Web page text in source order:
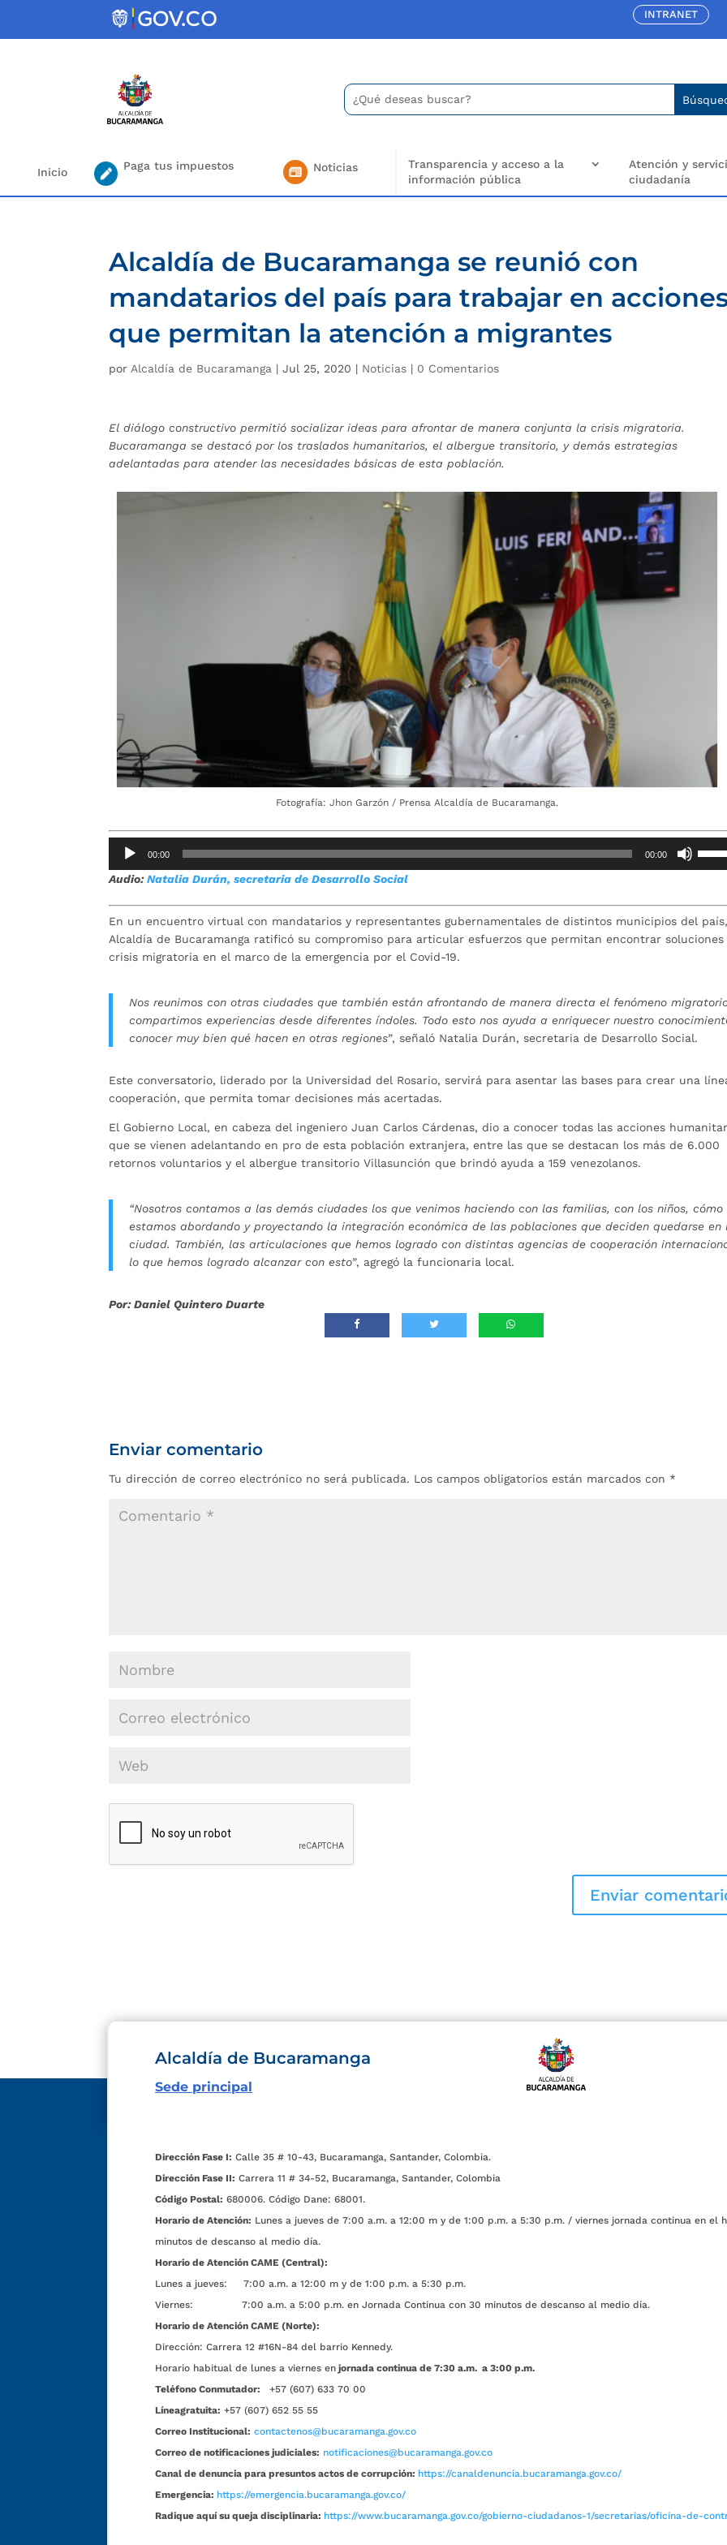
INTRANET
Buscar:
Search
for...
Inicio Paga tus impuestos Noticias
Transparencia y acceso a la
información pública
Atención y
ciudadanía
Alcaldía de Bucaramanga se reunió con
mandatarios del país para trabajar en
que permitan la atención a migrantes
por Alcaldía de Bucaramanga |Jul 25, 2020 | Noticias | 0 Comentarios
El diálogo constructivo permitió socializar ideas para afrontar de manera conjunta la crisis migratoria.
Bucaramanga se destacó por los traslados humanitarios, el albergue transitorio, y demás estrategias
adelantadas para atender las necesidades básicas de esta población.
Fotografía: Jhon Garzón / Prensa Alcaldía de Bucaramanga.
Reproductor
audio
00:00 00:00
flecha
el
Audio:Natalia Durán, secretaria de Desarrollo Social
En un encuentro virtual con mandatarios y representantes gubernamentales de distintos municipios del
Alcaldía de Bucaramanga ratificó su compromiso para articular esfuerzos que permitan encontrar soluciones
crisis migratoria en el marco de la emergencia por el Covid-19.
Nos reunimos con otras ciudades que también están afrontando de manera directa el fenómeno
compartimos experiencias desde diferentes índoles. Todo esto nos ayuda a enriquecer nuestro
conocer muy bien qué hacen en otras regiones”, señaló Natalia Durán, secretaria de Desarrollo Social.
Este conversatorio, liderado por la Universidad del Rosario, servirá para asentar las bases para crear una
cooperación, que permita tomar decisiones más acertadas.
El Gobierno Local, en cabeza del ingeniero Juan Carlos Cárdenas, dio a conocer todas las acciones
que se vienen adelantando en pro de esta población extranjera, entre las que se destacan los más de 6.000
retornos voluntarios y el albergue transitorio Villasunción que brindó ayuda a 159 venezolanos.
“Nosotros contamos a las demás ciudades los que venimos haciendo con las familias, con los niños, cómo
estamos abordando y proyectando la integración económica de las poblaciones que deciden quedarse en
ciudad. También, las articulaciones que hemos logrado con distintas agencias de cooperación
lo que hemos logrado alcanzar con esto”, agregó la funcionaria local.
Por: Daniel Quintero Duarte
Enviar comentario
Tu dirección de correo electrónico no será publicada. Los campos obligatorios están marcados con *
Alcaldía de Bucaramanga
Sede principal
Dirección Fase I: Calle 35 # 10-43, Bucaramanga, Santander, Colombia.
Dirección Fase II: Carrera 11 # 34-52, Bucaramanga, Santander, Colombia
Código Postal: 680006. Código Dane: 68001.
Horario de Atención: Lunes a jueves de 7:00 a.m. a 12:00 m y de 1:00 p.m. a 5:30 p.m. / viernes jornada continua en el
minutos de descanso al medio día.
Horario de Atención CAME (Central):
Lunes a jueves: 7:00 a.m. a 12:00 m y de 1:00 p.m. a 5:30 p.m.
Viernes: 7:00 a.m. a 5:00 p.m. en Jornada Continua con 30 minutos de descanso al medio día.
Horario de Atención CAME (Norte):
Dirección: Carrera 12 #16N-84 del barrio Kennedy.
Horario habitual de lunes a viernes en jornada continua de 7:30 a.m. a 3:00 p.m.
Teléfono Conmutador:
+57 (607) 633 70 00
Líneagratuita: +57 (607) 652 55 55
Correo Institucional: contactenos@bucaramanga.gov.co
Correo de notificaciones judiciales: notificaciones@bucaramanga.gov.co
Canal de denuncia para presuntos actos de corrupción: https://canaldenuncia.bucaramanga.gov.co/
Emergencia: https://emergencia.bucaramanga.gov.co/
Radique aquí su queja disciplinaria: https://www.bucaramanga.gov.co/gobierno-ciudadanos-1/secretarias/oficina-de-